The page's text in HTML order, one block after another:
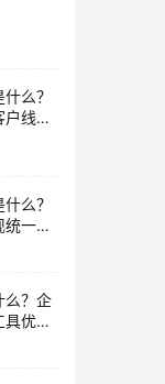
么？
线索
么？
一数
么？企
优化